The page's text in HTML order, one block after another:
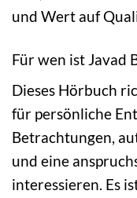
und Wert auf
Für wen ist Javad
Dieses Hörbuch
für persönliche
Betrachtungen,
und eine
interessieren. Es